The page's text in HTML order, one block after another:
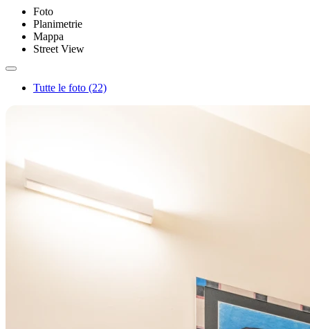
Foto
Planimetrie
Mappa
Street View
Tutte le foto (22)